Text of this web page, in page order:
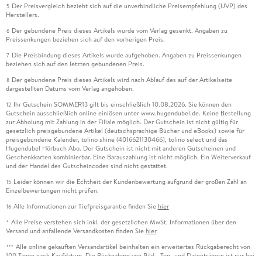
5 Der Preisvergleich bezieht sich auf die unverbindliche Preisempfehlung (UVP) des
Herstellers.
6 Der gebundene Preis dieses Artikels wurde vom Verlag gesenkt. Angaben zu
Preissenkungen beziehen sich auf den vorherigen Preis.
7 Die Preisbindung dieses Artikels wurde aufgehoben. Angaben zu Preissenkungen
beziehen sich auf den letzten gebundenen Preis.
8 Der gebundene Preis dieses Artikels wird nach Ablauf des auf der Artikelseite
dargestellten Datums vom Verlag angehoben.
12 Ihr Gutschein SOMMER13 gilt bis einschließlich 10.08.2026. Sie können den
Gutschein ausschließlich online einlösen unter www.hugendubel.de. Keine Bestellung
zur Abholung mit Zahlung in der Filiale möglich. Der Gutschein ist nicht gültig für
gesetzlich preisgebundene Artikel (deutschsprachige Bücher und eBooks) sowie für
preisgebundene Kalender, tolino shine (4016621130466), tolino select und das
Hugendubel Hörbuch Abo. Der Gutschein ist nicht mit anderen Gutscheinen und
Geschenkkarten kombinierbar. Eine Barauszahlung ist nicht möglich. Ein Weiterverkauf
und der Handel des Gutscheincodes sind nicht gestattet.
15 Leider können wir die Echtheit der Kundenbewertung aufgrund der großen Zahl an
Einzelbewertungen nicht prüfen.
16 Alle Informationen zur Tiefpreisgarantie finden Sie hier
* Alle Preise verstehen sich inkl. der gesetzlichen MwSt. Informationen über den
Versand und anfallende Versandkosten finden Sie hier
*** Alle online gekauften Versandartikel beinhalten ein erweitertes Rückgaberecht von